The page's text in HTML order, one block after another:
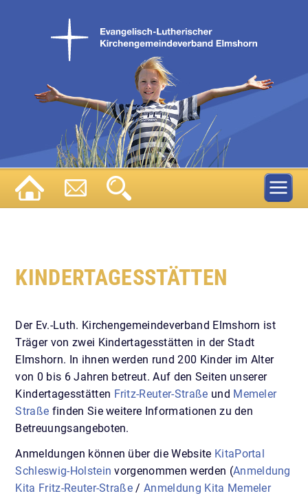
KINDERTAGESSTÄTTEN
Der Ev.-Luth. Kirchengemeindeverband Elmshorn ist
Träger von zwei Kindertagesstätten in der Stadt
Elmshorn. In ihnen werden rund 200 Kinder im Alter
von 0 bis 6 Jahren betreut. Auf den Seiten unserer
Kindertagesstätten Fritz-Reuter-Straße und Memeler
Straße finden Sie weitere Informationen zu den
Betreuungsangeboten.
Anmeldungen können über die Website KitaPortal
Schleswig-Holstein vorgenommen werden (Anmeldung
Kita Fritz-Reuter-Straße /Anmeldung Kita Memeler